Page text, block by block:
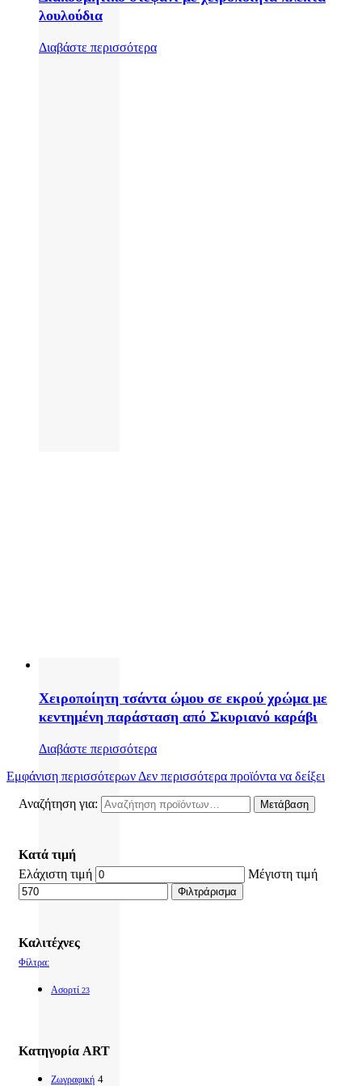
λουλούδια
Διαβάστε περισσότερα
Χειροποίητη τσάντα ώμου σε εκρού χρώμα με
κεντημένη παράσταση από Σκυριανό καράβι
Διαβάστε περισσότερα
Εμφάνιση περισσότερων Δεν περισσότερα προϊόντα να δείξει
Αναζήτηση για:
Μετάβαση
Κατά τιμή
Ελάχιστη τιμή
Μέγιστη τιμή
Φιλτράρισμα
Καλιτέχνες
Φίλτρα:
Ασορτί 23
Κατηγορία ART
Ζωγραφική 4